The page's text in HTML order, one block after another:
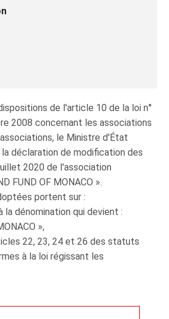
de l'article 10 de la loi n°
2008 concernant les associations
le Ministre d'État
déclaration de modification des
2020 de l'association
FUND OF MONACO ».
portent sur :
dénomination qui devient :
»,
22, 23, 24 et 26 des statuts
à la loi régissant les